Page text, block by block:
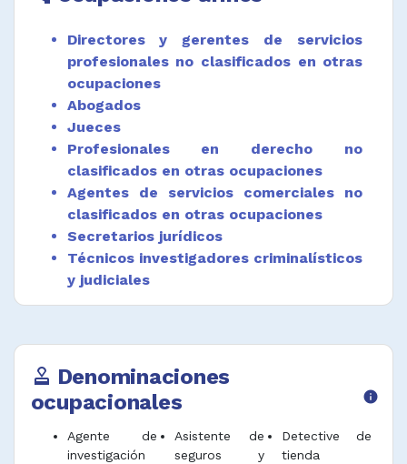
dictámenes o informes derivados de su
función.
Preparar, ejecutar y presentar informes
analíticos de situaciones legales concretas,
de acuerdo con los análisis o estudios
realizados.
Registrar documentos sobre transferencias
de propiedades, títulos y valores u otros
asuntos que requieren registro oficial.
Llevar registros de control de procesos
legales y judiciales.
Desempeñar funciones afines.
Directores y gerentes de servicios
profesionales no clasificados en otras
ocupaciones
Abogados
Jueces
Profesionales en derecho no
clasificados en otras ocupaciones
Agentes de servicios comerciales no
clasificados en otras ocupaciones
Secretarios jurídicos
Técnicos investigadores criminalísticos
y judiciales
Asistentes de juzgados, tribunales y
Árbitros
approval Denominaciones
ocupacionales
info
Agente de
investigación
Asistente de
seguros y
Detective de
tienda